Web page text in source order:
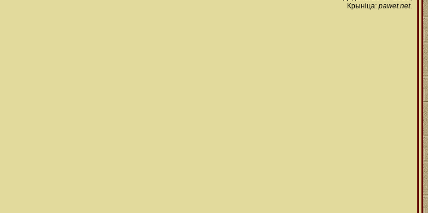
Крыніца: pawet.net.